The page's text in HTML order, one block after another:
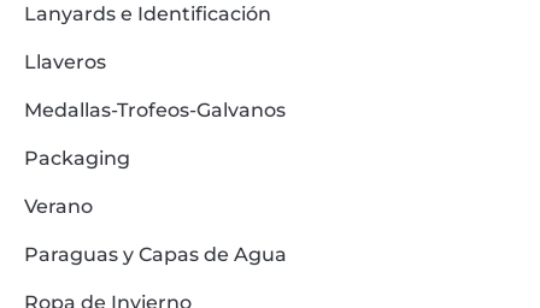
Lanyards e Identificación
Llaveros
Medallas-Trofeos-Galvanos
Packaging
Verano
Paraguas y Capas de Agua
Ropa de Invierno